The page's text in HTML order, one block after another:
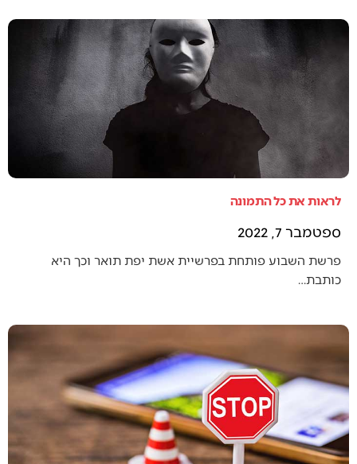
לראות את כל התמונה
ספטמבר 7, 2022
פרשת השבוע פותחת בפרשיית אשת יפת תואר וכך היא
כותבת…